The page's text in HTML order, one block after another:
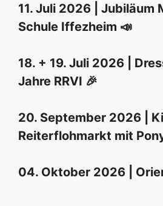
11. Juli 2026 | Jubiläum
Schule Iffezheim 📣
18. + 19. Juli 2026 |
Jahre RRVI 🎉
20. September 2026 |
Reiterflohmarkt mit
04. Oktober 2026 |